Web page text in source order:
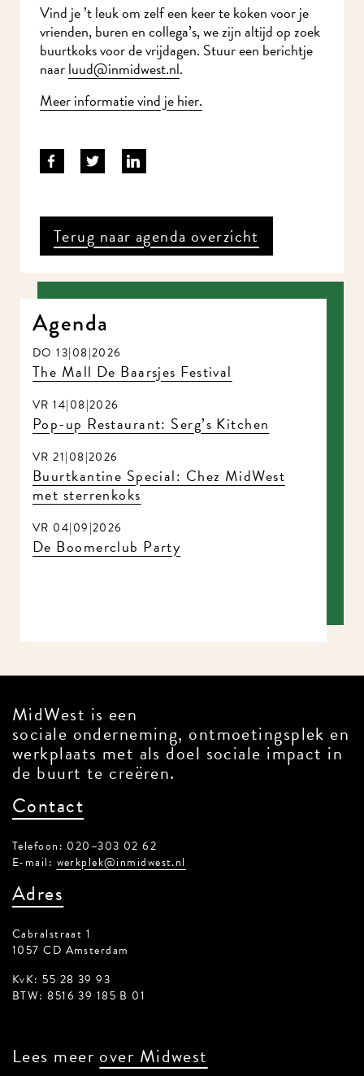
Vind je ’t leuk om zelf een keer te koken voor je
vrienden, buren en collega’s, we zijn altijd op zoek
buurtkoks voor de vrijdagen. Stuur een berichtje
naarluud@inmidwest.nl.
Meer informatie vind je hier.
Terug naar agenda overzicht
Agenda
DO 13|08|2026
The Mall De Baarsjes Festival
VR 14|08|2026
Pop-up Restaurant: Serg’s Kitchen
VR 21|08|2026
Buurtkantine Special: Chez MidWest
met sterrenkoks
VR 04|09|2026
De Boomerclub Party
MidWest is een
sociale onderneming, ontmoetingsplek en
werkplaats met als doel sociale impact in
de buurt te creëren.
Contact
Telefoon: 020–303 02 62
E-mail: werkplek@inmidwest.nl
Adres
Cabralstraat 1
1057 CD Amsterdam
KvK: 55 28 39 93
BTW: 8516 39 185 B 01
Lees meer over Midwest